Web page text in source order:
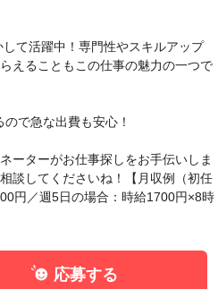
て活躍中！専門性やスキルアップ
えることもこの仕事の魅力の一つで
で急な出費も安心！
ーターがお仕事探しをお手伝いしま
談してくださいね！【月収例（初任
円／週5日の場合：時給1700円×8時
応募する